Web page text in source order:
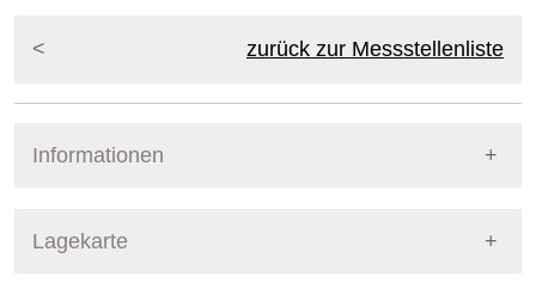
zurück zur Messstellenliste
Informationen
Lagekarte